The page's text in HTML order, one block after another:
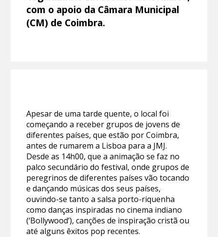
com o apoio da Câmara Municipal
(CM) de Coimbra.
Apesar de uma tarde quente, o local foi
começando a receber grupos de jovens de
diferentes países, que estão por Coimbra,
antes de rumarem a Lisboa para a JMJ.
Desde as 14h00, que a animação se faz no
palco secundário do festival, onde grupos de
peregrinos de diferentes países vão tocando
e dançando músicas dos seus países,
ouvindo-se tanto a salsa porto-riquenha
como danças inspiradas no cinema indiano
(‘Bollywood’), canções de inspiração cristã ou
até alguns êxitos pop recentes.